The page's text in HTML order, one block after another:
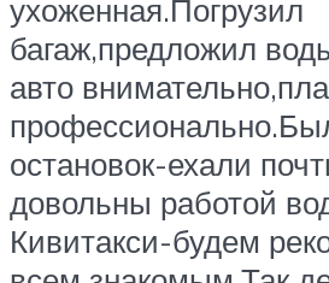
ухоженная.Погрузил
багаж,предложил
авто
остановок-ехали
довольны работой
Кивитакси-будем